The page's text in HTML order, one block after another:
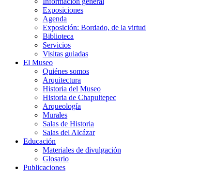
Exposiciones
Agenda
Exposición: Bordado, de la virtud
Biblioteca
Servicios
Visitas guiadas
El Museo
Quiénes somos
Arquitectura
Historia del Museo
Historia de Chapultepec
Arqueología
Murales
Salas de Historia
Salas del Alcázar
Educación
Materiales de divulgación
Glosario
Publicaciones